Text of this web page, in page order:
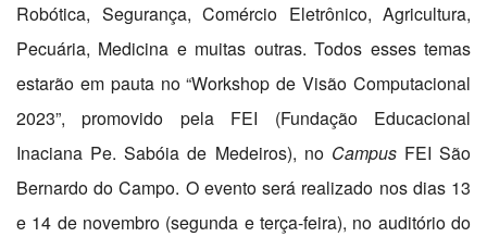
Robótica, Segurança, Comércio Eletrônico, Agricultura,
Pecuária, Medicina e muitas outras. Todos esses temas
estarão em pauta no “Workshop de Visão Computacional
2023”, promovido pela FEI (Fundação Educacional
Inaciana Pe. Sabóia de Medeiros), no CampusFEI São
Bernardo do Campo. O evento será realizado nos dias 13
e 14 de novembro (segunda e terça-feira), no auditório do